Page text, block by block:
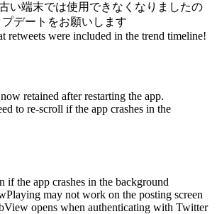
い端末では使用できなくなりましたの
プデートをお願いします
retweets were included in the trend timeline!
retained after restarting the app.
to re-scroll if the app crashes in the
if the app crashes in the background
may not work on the posting screen
opens when authenticating with Twitter